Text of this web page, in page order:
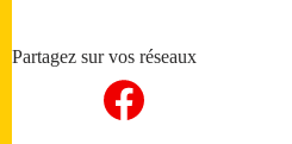
Partagez sur vos réseaux